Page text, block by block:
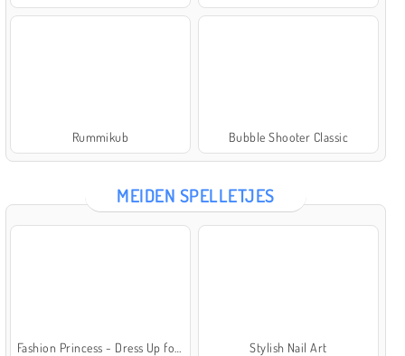
Rummikub Bubble Shooter Classic
MEIDEN SPELLETJES
Stylish Nail Art